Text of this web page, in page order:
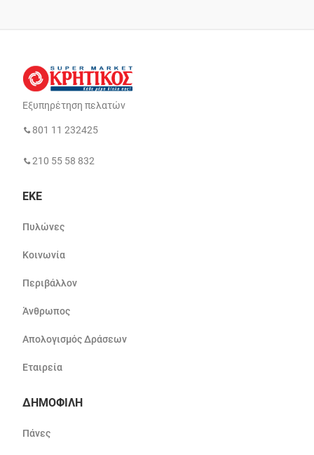
Εξυπηρέτηση πελατών
801 11 232425
210 55 58 832
ΕΚΕ
Πυλώνες
Κοινωνία
Περιβάλλον
Άνθρωπος
Απολογισμός Δράσεων
Εταιρεία
ΔΗΜΟΦΙΛΗ
Πάνες